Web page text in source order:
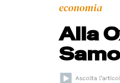
economia
Alla